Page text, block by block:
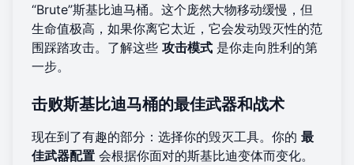
“Brute”斯基比迪马桶。这个庞然大物移动缓慢，但
生命值极高，如果你离它太近，它会发动毁灭性的范
围踩踏攻击。了解这些 攻击模式 是你走向胜利的第
一步。
击败斯基比迪马桶的最佳武器和战术
现在到了有趣的部分：选择你的毁灭工具。你的 最
佳武器配置 会根据你面对的斯基比迪变体而变化。